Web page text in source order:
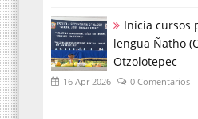
Inicia cursos
lengua Ñätho
Otzolotepec
16 Apr 2026 0 Comentarios